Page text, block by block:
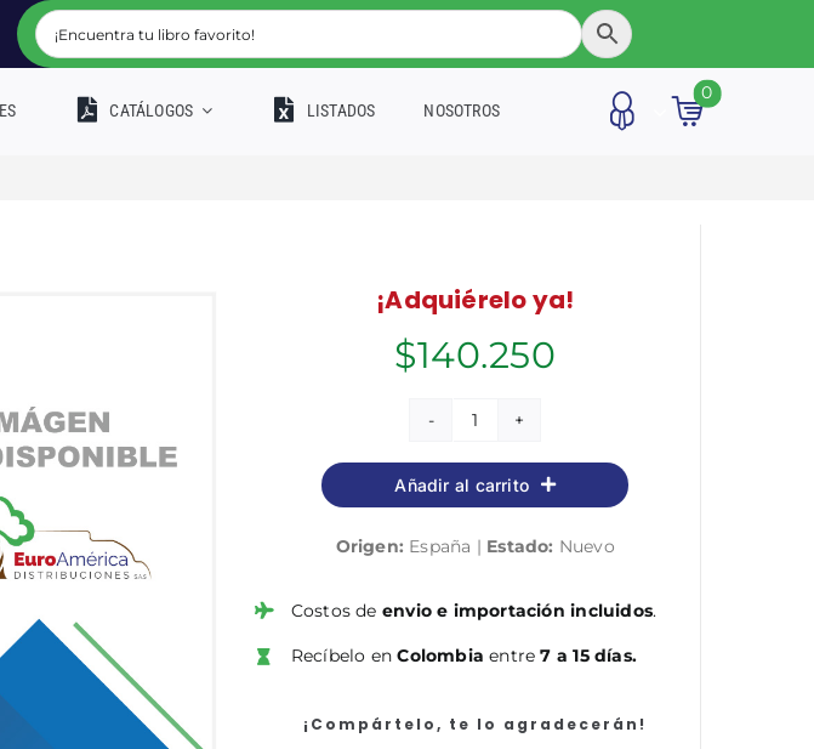
CATÁLOGOS LISTADOS NOSOTROS
0
¡Adquiérelo ya!
$140.250
Personal
Laboral
de
Grupo
M1
Superiores/FP
Superior).
Añadir al carrito
Origen: España | Estado: Nuevo
Costos de envio e importación incluidos.
Recíbelo enColombia entre7 a 15 días.
¡Compártelo, te lo agradecerán!